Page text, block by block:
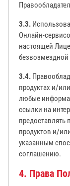
3.3.
Онлайн-
настоящей
безвозмездной
3.4.
продуктах и/
любые
ссылки на
продуктов и/
указанным
соглашению.
4. Права